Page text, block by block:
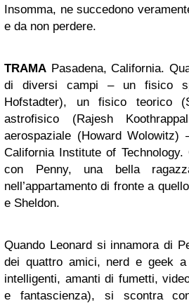
Insomma, ne succedono
e da non perdere.
TRAMA Pasadena, California.
di diversi campi – un fisico
Hofstadter), un fisico teorico
astrofisico (Rajesh
aerospaziale (Howard Wolowitz)
California Institute of
con Penny, una bella
nell’appartamento di fronte a
e Sheldon.
Quando Leonard si innamora di
dei quattro amici, nerd e geek
intelligenti, amanti di fumetti,
e fantascienza), si scontra